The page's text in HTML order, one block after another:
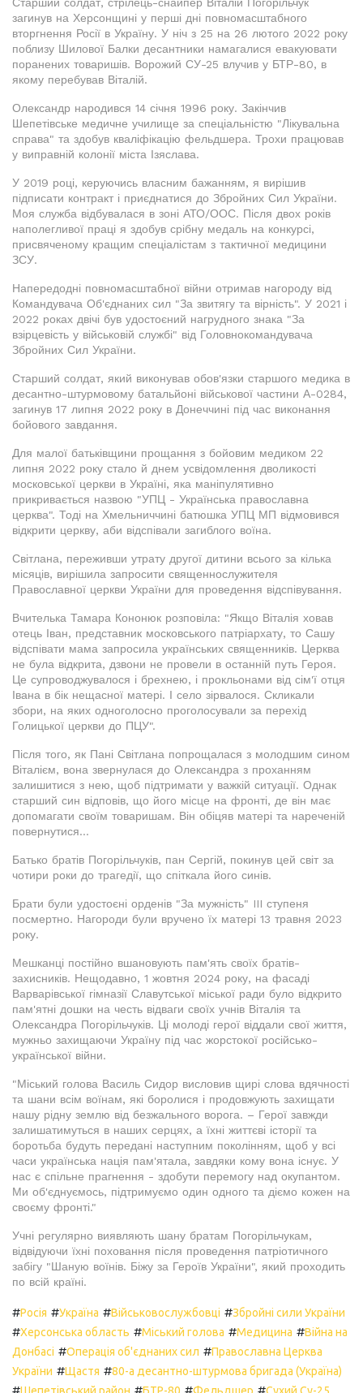
загинув на Херсонщині у перші дні повномасштабного
вторгнення Росії в Україну. У ніч з 25 на 26 лютого 2022 року
поблизу Шилової Балки десантники намагалися евакуювати
поранених товаришів. Ворожий СУ-25 влучив у БТР-80, в
якому перебував Віталій.
Олександр народився 14 січня 1996 року. Закінчив
Шепетівське медичне училище за спеціальністю "Лікувальна
справа" та здобув кваліфікацію фельдшера. Трохи працював
у виправній колонії міста Ізяслава.
У 2019 році, керуючись власним бажанням, я вирішив
підписати контракт і приєднатися до Збройних Сил України.
Моя служба відбувалася в зоні АТО/ООС. Після двох років
наполегливої праці я здобув срібну медаль на конкурсі,
присвяченому кращим спеціалістам з тактичної медицини
ЗСУ.
Напередодні повномасштабної війни отримав нагороду від
Командувача Об'єднаних сил "За звитягу та вірність". У 2021 і
2022 роках двічі був удостоєний нагрудного знака "За
взірцевість у військовій службі" від Головнокомандувача
Збройних Сил України.
Старший солдат, який виконував обов'язки старшого медика в
десантно-штурмовому батальйоні військової частини А-0284,
загинув 17 липня 2022 року в Донеччині під час виконання
бойового завдання.
Для малої батьківщини прощання з бойовим медиком 22
липня 2022 року стало й днем усвідомлення дволикості
московської церкви в Україні, яка маніпулятивно
прикривається назвою "УПЦ - Українська православна
церква". Тоді на Хмельниччині батюшка УПЦ МП відмовився
відкрити церкву, аби відспівали загиблого воїна.
Світлана, переживши утрату другої дитини всього за кілька
місяців, вирішила запросити священнослужителя
Православної церкви України для проведення відспівування.
Вчителька Тамара Кононюк розповіла: "Якщо Віталія ховав
отець Іван, представник московського патріархату, то Сашу
відспівати мама запросила українських священників. Церква
не була відкрита, дзвони не провели в останній путь Героя.
Це супроводжувалося і брехнею, і прокльонами від сім'ї отця
Івана в бік нещасної матері. І село зірвалося. Скликали
збори, на яких одноголосно проголосували за перехід
Голицької церкви до ПЦУ".
Після того, як Пані Світлана попрощалася з молодшим сином
Віталієм, вона звернулася до Олександра з проханням
залишитися з нею, щоб підтримати у важкій ситуації. Однак
старший син відповів, що його місце на фронті, де він має
допомагати своїм товаришам. Він обіцяв матері та нареченій
повернутися...
Батько братів Погорільчуків, пан Сергій, покинув цей світ за
чотири роки до трагедії, що спіткала його синів.
Брати були удостоєні орденів "За мужність" III ступеня
посмертно. Нагороди були вручено їх матері 13 травня 2023
року.
Мешканці постійно вшановують пам'ять своїх братів-
захисників. Нещодавно, 1 жовтня 2024 року, на фасаді
Варварівської гімназії Славутської міської ради було відкрито
пам'ятні дошки на честь відваги своїх учнів Віталія та
Олександра Погорільчуків. Ці молоді герої віддали свої життя,
мужньо захищаючи Україну під час жорстокої російсько-
української війни.
"Міський голова Василь Сидор висловив щирі слова вдячності
та шани всім воїнам, які боролися і продовжують захищати
нашу рідну землю від безжального ворога. – Герої завжди
залишатимуться в наших серцях, а їхні життєві історії та
боротьба будуть передані наступним поколінням, щоб у всі
часи українська нація пам'ятала, завдяки кому вона існує. У
нас є спільне прагнення - здобути перемогу над окупантом.
Ми об'єднуємось, підтримуємо один одного та діємо кожен на
своєму фронті."
Учні регулярно виявляють шану братам Погорільчукам,
відвідуючи їхні поховання після проведення патріотичного
забігу "Шаную воїнів. Біжу за Героїв України", який проходить
по всій країні.
#Росія #Україна #Військовослужбовці #Збройні сили України
#Херсонська область #Міський голова #Медицина #Війна на
Донбасі #Операція об'єднаних сил #Православна Церква
України #Щастя #80-а десантно-штурмова бригада (Україна)